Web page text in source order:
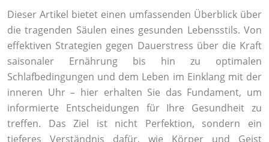
Dieser Artikel bietet einen umfassenden Überblick über
die tragenden Säulen eines gesunden Lebensstils. Von
effektiven Strategien gegen Dauerstress über die Kraft
saisonaler Ernährung bis hin zu optimalen
Schlafbedingungen und dem Leben im Einklang mit der
inneren Uhr – hier erhalten Sie das Fundament, um
informierte Entscheidungen für Ihre Gesundheit zu
treffen. Das Ziel ist nicht Perfektion, sondern ein
tieferes Verständnis dafür, wie Körper und Geist